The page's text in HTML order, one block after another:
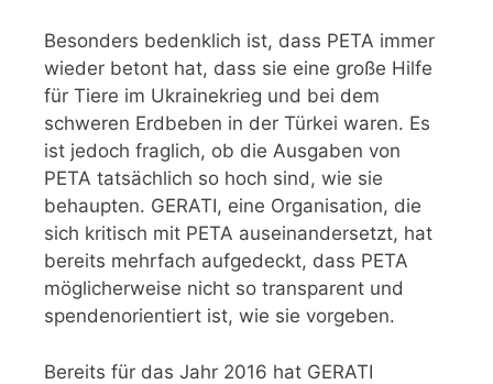
Besonders bedenklich ist, dass PETA immer
wieder betont hat, dass sie eine große Hilfe
für Tiere im Ukrainekrieg und bei dem
schweren Erdbeben in der Türkei waren. Es
ist jedoch fraglich, ob die Ausgaben von
PETA tatsächlich so hoch sind, wie sie
behaupten. GERATI, eine Organisation, die
sich kritisch mit PETA auseinandersetzt, hat
bereits mehrfach aufgedeckt, dass PETA
möglicherweise nicht so transparent und
spendenorientiert ist, wie sie vorgeben.
Bereits für das Jahr 2016 hat GERATI